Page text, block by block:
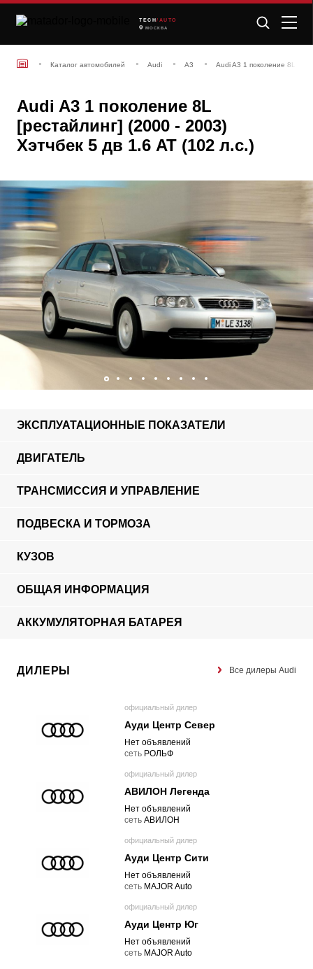
TECH /AUTO
МОСКВА
Каталог автомобилей Audi A3 Audi A3 1 поколение 8L
Audi A3 1 поколение 8L
[рестайлинг] (2000 - 2003)
Хэтчбек 5 дв 1.6 AT (102 л.с.)
ЭКСПЛУАТАЦИОННЫЕ ПОКАЗАТЕЛИ
ДВИГАТЕЛЬ
ТРАНСМИССИЯ И УПРАВЛЕНИЕ
ПОДВЕСКА И ТОРМОЗА
КУЗОВ
ОБЩАЯ ИНФОРМАЦИЯ
АККУМУЛЯТОРНАЯ БАТАРЕЯ
ДИЛЕРЫ Все дилеры Audi
официальный дилер
Ауди Центр Север
Нет объявлений
cеть РОЛЬФ
официальный дилер
АВИЛОН Легенда
Нет объявлений
cеть АВИЛОН
официальный дилер
Ауди Центр Сити
Нет объявлений
cеть MAJOR Auto
официальный дилер
Ауди Центр Юг
Нет объявлений
cеть MAJOR Auto